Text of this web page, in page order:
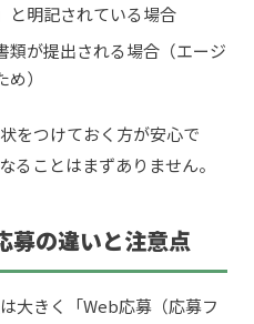
と明記されている場合
類が提出される場合（エージ
）
をつけておく方が安心で
ることはまずありません。
募の違いと注意点
大きく「Web応募（応募フ